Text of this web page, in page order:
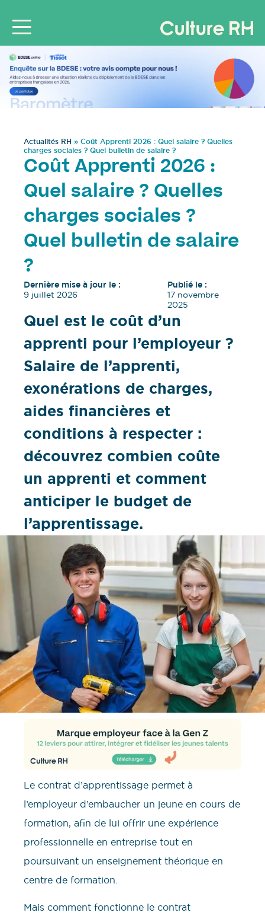
Actualités RH » Coût Apprenti 2026 : Quel salaire ? Quelles
charges sociales ? Quel bulletin de salaire ?
Coût Apprenti 2026 :
Quel salaire ? Quelles
charges sociales ?
Quel bulletin de salaire
?
Dernière mise à jour le :
9 juillet 2026
Publié le :
17 novembre
2025
Quel est le coût d’un
apprenti pour l’employeur ?
Salaire de l’apprenti,
exonérations de charges,
aides financières et
conditions à respecter :
découvrez combien coûte
un apprenti et comment
anticiper le budget de
l’apprentissage.
Le contrat d’apprentissage permet à
l’employeur d’embaucher un jeune en cours de
formation, afin de lui offrir une expérience
professionnelle en entreprise tout en
poursuivant un enseignement théorique en
centre de formation.
Mais comment fonctionne le contrat